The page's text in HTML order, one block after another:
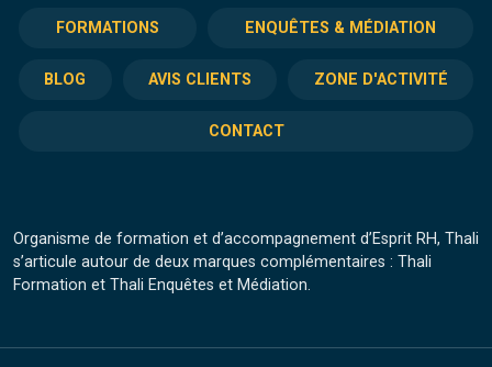
FORMATIONS ENQUÊTES & MÉDIATION
BLOG AVIS CLIENTS ZONE D'ACTIVITÉ
CONTACT
Organisme de formation et d’accompagnement d’Esprit RH, Thali
s’articule autour de deux marques complémentaires : Thali
Formation et Thali Enquêtes et Médiation.